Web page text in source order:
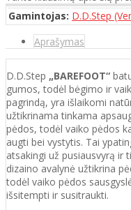
Gamintojas: D.D.Step
Aprašymas
D.D.Step „BAREFOOT“
gumos, todėl bėgimo ir
pagrindą, yra išlaikomi
užtikrinama tinkama
pėdos, todėl vaiko pėdos
augti bei vystytis. Tai
atsakingi už pusiausvyrą ir
dizaino avalynė užtikrina
todėl vaiko pėdos
išsitempti ir susitraukti.